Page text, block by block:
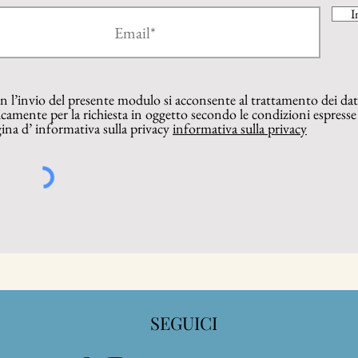
delle allieve e degli allievi
dell’Istituto Russell Newton di
Anna
l’invio del presente modulo si acconsente al trattamento dei
per la richiesta in oggetto secondo le condizioni
d’ informativa sulla privacyinformativa sulla privacy
SEGUICI